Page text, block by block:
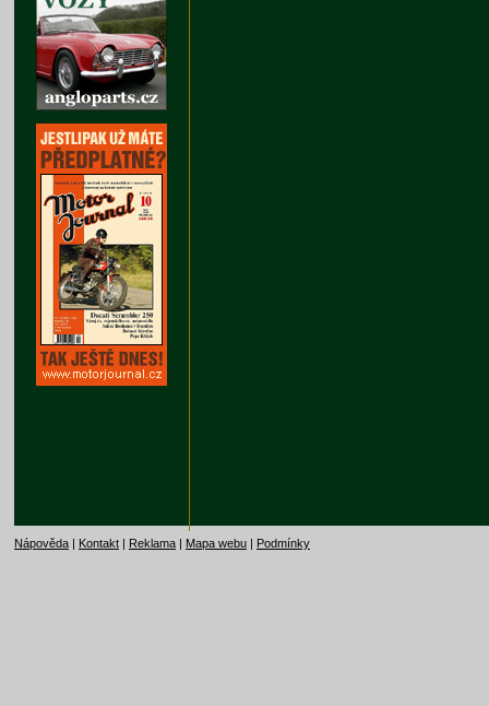
Nápověda | Kontakt | Reklama | Mapa webu | Podmínky